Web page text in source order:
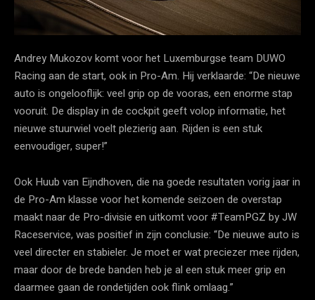
Andrey Mukozov komt voor het Luxemburgse team DUWO
Racing aan de start, ook in Pro-Am. Hij verklaarde: “De nieuwe
auto is ongelooflijk: veel grip op de vooras, een enorme stap
vooruit. De display in de cockpit geeft volop informatie, het
nieuwe stuurwiel voelt plezierig aan. Rijden is een stuk
eenvoudiger, super!”
Ook Huub van Eijndhoven, die na goede resultaten vorig jaar in
de Pro-Am klasse voor het komende seizoen de overstap
maakt naar de Pro-divisie en uitkomt voor #TeamPGZ by JW
Raceservice, was positief in zijn conclusie: “De nieuwe auto is
veel directer en stabieler. Je moet er wat preciezer mee rijden,
maar door de brede banden heb je al een stuk meer grip en
daarmee gaan de rondetijden ook flink omlaag.”